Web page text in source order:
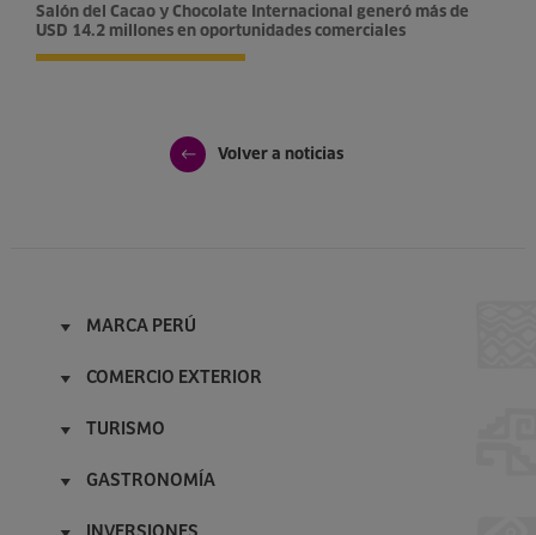
Salón del Cacao y Chocolate Internacional generó más de
USD 14.2 millones en oportunidades comerciales
Volver a noticias
MARCA PERÚ
Licenciatarios
Campañas
COMERCIO EXTERIOR
Alpaca del Perú
TURISMO
Maravilla del mundo moderno
GASTRONOMÍA